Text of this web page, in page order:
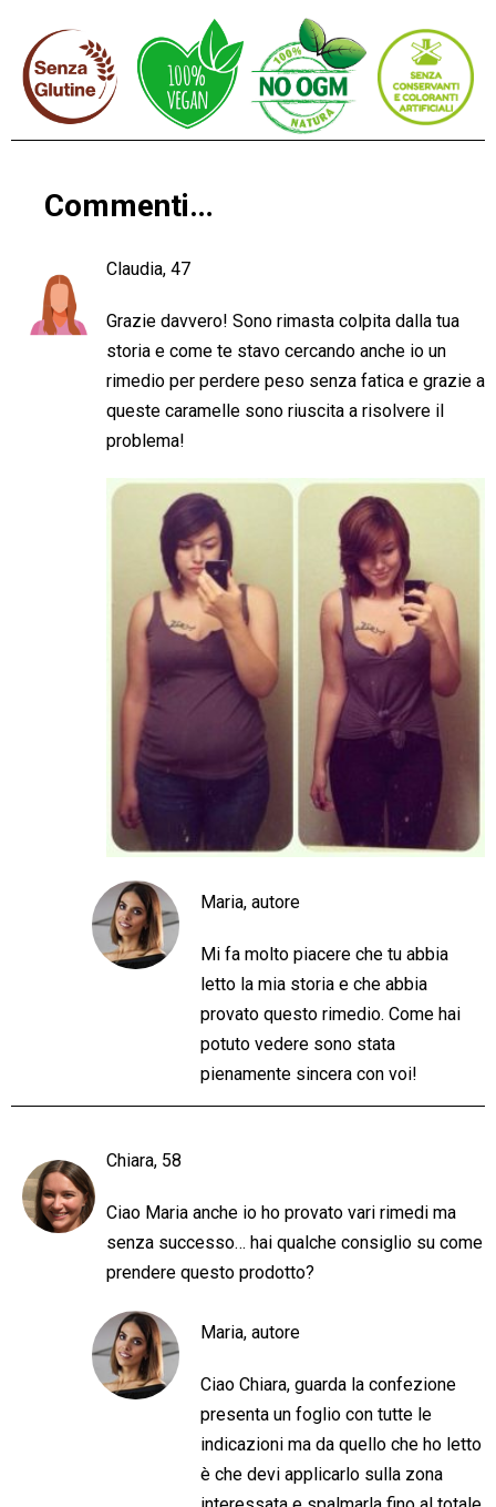
Commenti…
Claudia, 47
Grazie davvero! Sono rimasta colpita dalla tua
storia e come te stavo cercando anche io un
rimedio per perdere peso senza fatica e grazie a
queste caramelle sono riuscita a risolvere il
problema!
Maria, autore
Mi fa molto piacere che tu abbia
letto la mia storia e che abbia
provato questo rimedio. Come hai
potuto vedere sono stata
pienamente sincera con voi!
Chiara, 58
Ciao Maria anche io ho provato vari rimedi ma
senza successo… hai qualche consiglio su come
prendere questo prodotto?
Maria, autore
Ciao Chiara, guarda la confezione
presenta un foglio con tutte le
indicazioni ma da quello che ho letto
è che devi applicarlo sulla zona